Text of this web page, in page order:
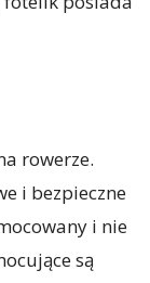
rowerze.
i bezpieczne
i nie
są